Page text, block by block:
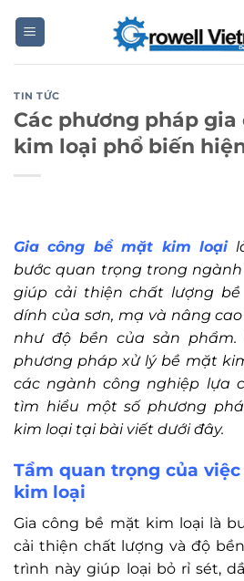
TIN TỨC
Các phương pháp
kim loại phổ biến
Gia công bề mặt kim loại
bước quan trọng trong
giúp cải thiện chất lượng
dính của sơn, mạ và nâng
như độ bền của sản phẩm.
phương pháp xử lý bề mặt
các ngành công nghiệp lựa
tìm hiểu một số phương
kim loại tại bài viết dưới đây.
Tầm quan trọng của
kim loại
Gia công bề mặt kim loại là
cải thiện chất lượng và độ
trình này giúp loại bỏ rỉ sét,